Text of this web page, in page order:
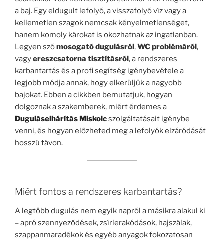
a baj. Egy eldugult lefolyó, a visszafolyó víz vagy a
kellemetlen szagok nemcsak kényelmetlenséget,
hanem komoly károkat is okozhatnak az ingatlanban.
Legyen szómosogató dugulásról,WC problémáról,
vagyereszcsatorna tisztításról, a rendszeres
karbantartás és a profi segítség igénybevétele a
legjobb módja annak, hogy elkerüljük a nagyobb
bajokat. Ebben a cikkben bemutatjuk, hogyan
dolgoznak a szakemberek, miért érdemes a
Duguláselhárítás Miskolcszolgáltatásait igénybe
venni, és hogyan előzheted meg a lefolyók elzáródását
hosszú távon.
Miért fontos a rendszeres karbantartás?
A legtöbb dugulás nem egyik napról a másikra alakul ki
– apró szennyeződések, zsírlerakódások, hajszálak,
szappanmaradékok és egyéb anyagok fokozatosan